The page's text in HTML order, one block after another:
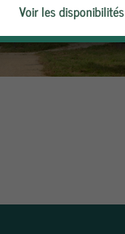
Voir les disponibilités